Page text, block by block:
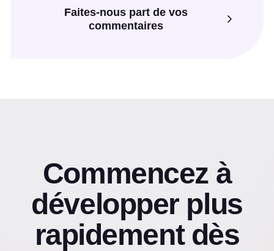
Faites-nous part de vos
commentaires
Commencez à
développer plus
rapidement dès